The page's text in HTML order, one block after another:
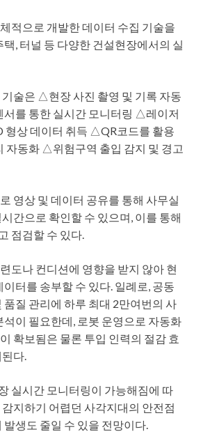
적으로 개발한 데이터 수집 기술을
택, 터널 등 다양한 건설현장에서의 실
술은 △현장 사진 촬영 및 기록 자동
를 통한 실시간 모니터링 △레이저
형상 데이터 취득 △QR코드를 활용
자동화 △위험구역 출입 감지 및 경고
영상 및 데이터 공유를 통해 사무실
간으로 확인할 수 있으며, 이를 통해
점검할 수 있다.
도나 컨디션에 영향을 받지 않아 현
터를 송부할 수 있다. 일례로, 공동
품질 관리에 하루 최대 2만여번의 사
석이 필요한데, 로봇 운영으로 자동화
확보됨은 물론 투입 인력의 절감 효
다.
실시간 모니터링이 가능해짐에 따
지하기 어렵던 사각지대의 안전점
생도 줄일 수 있을 전망이다.